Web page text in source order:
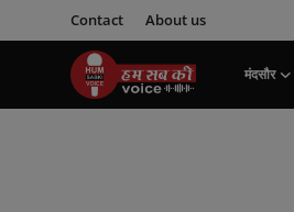
Contact About us
मंदसौर